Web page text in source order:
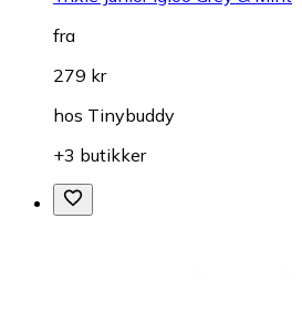
fra
279 kr
hos Tinybuddy
+3 butikker